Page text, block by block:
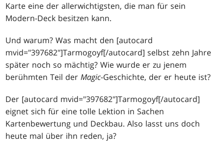
Karte eine der allerwichtigsten, die man für sein
Modern-Deck besitzen kann.
Und warum? Was macht den [autocard
mvid="397682"]Tarmogoyf[/autocard] selbst zehn Jahre
später noch so mächtig? Wie wurde er zu jenem
berühmten Teil derMagic-Geschichte, der er heute ist?
Der [autocard mvid="397682"]Tarmogoyf[/autocard]
eignet sich für eine tolle Lektion in Sachen
Kartenbewertung und Deckbau. Also lasst uns doch
heute mal über ihn reden, ja?